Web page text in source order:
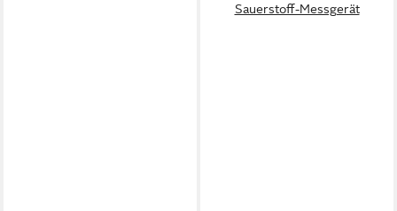
Sauerstoff-Messgerät